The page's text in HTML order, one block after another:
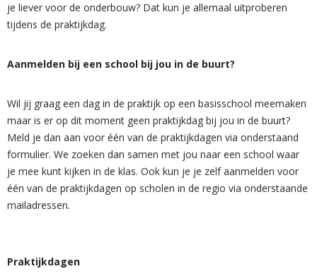
je liever voor de onderbouw? Dat kun je allemaal uitproberen
tijdens de praktijkdag.
Aanmelden bij een school bij jou in de buurt?
Wil jij graag een dag in de praktijk op een basisschool meemaken
maar is er op dit moment geen praktijkdag bij jou in de buurt?
Meld je dan aan voor één van de praktijkdagen via onderstaand
formulier. We zoeken dan samen met jou naar een school waar
je mee kunt kijken in de klas. Ook kun je je zelf aanmelden voor
één van de praktijkdagen op scholen in de regio via onderstaande
mailadressen.
Praktijkdagen